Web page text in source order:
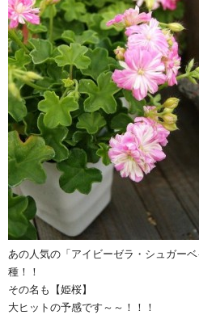
あの人気の「アイビーゼラ・シュガー
種！！
その名も【姫桜】
大ヒットの予感です～～！！！